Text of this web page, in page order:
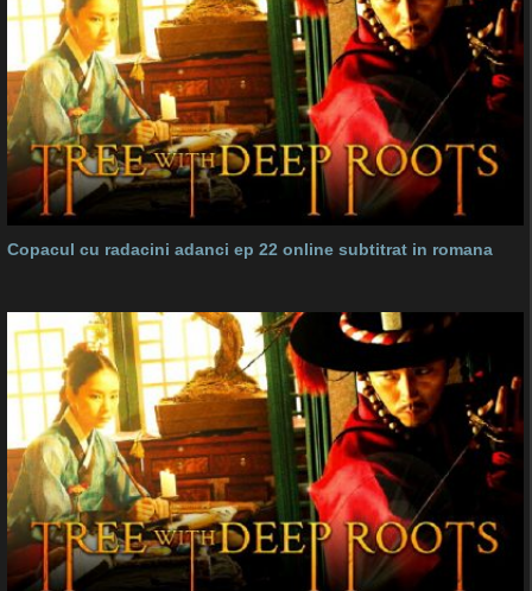
Copacul cu radacini adanci ep 22 online subtitrat in romana